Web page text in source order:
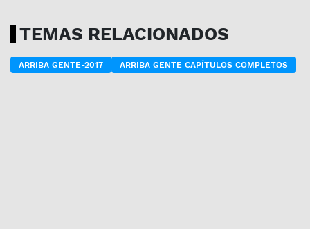
TEMAS RELACIONADOS
ARRIBA GENTE-2017 ARRIBA GENTE CAPÍTULOS COMPLETOS